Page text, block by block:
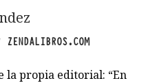
ZENDALIBROS.COM
la propia editorial: “En